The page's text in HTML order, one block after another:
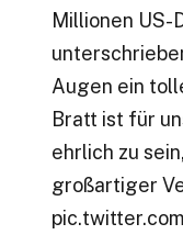
Millionen US-
Augen ein
Bratt ist für
ehrlich zu
großartiger